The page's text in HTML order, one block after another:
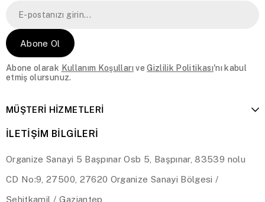
Abone Ol
Abone olarak Kullanım KoşullarıveGizlilik Politikası'nı kabul
etmiş olursunuz.
MÜŞTERİ HİZMETLERİ
İLETİŞİM BİLGİLERİ
Organize Sanayi 5 Başpınar Osb 5, Başpınar, 83539 nolu
CD No:9, 27500, 27620 Organize Sanayi Bölgesi /
Şehitkamil / Gaziantep